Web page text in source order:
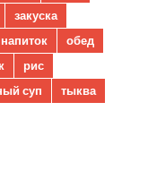
закуска
напиток
обед
рис
суп
тыква